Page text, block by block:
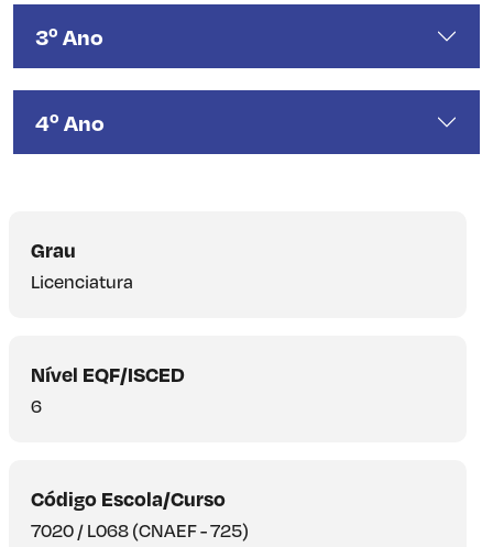
3º Ano
4º Ano
Grau
Licenciatura
Nível EQF/ISCED
6
Código Escola/Curso
7020 / L068 (CNAEF - 725)